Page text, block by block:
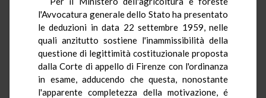
l'Avvocatura generale dello Stato ha presentato
le deduzioni in data 22 settembre 1959, nelle
quali anzitutto sostiene l'inammissibilità della
questione di legittimità costituzionale proposta
dalla Corte di appello di Firenze con l'ordinanza
in esame, adducendo che questa, nonostante
l'apparente completezza della motivazione, é